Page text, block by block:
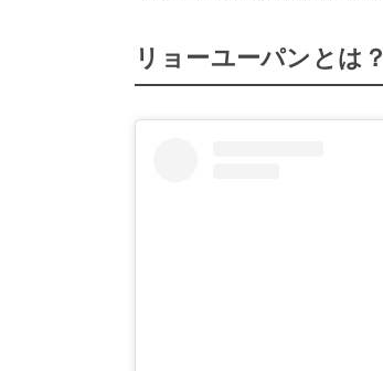
リョーユーパンとは？